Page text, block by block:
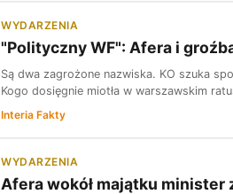
WYDARZENIA
"Polityczny WF": Afera i
Są dwa zagrożone nazwiska. KO szuka
Kogo dosięgnie miotła w warszawskim
Interia Fakty
WYDARZENIA
Afera wokół majątku minister